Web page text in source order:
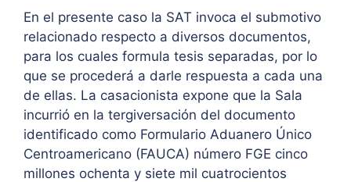
En el presente caso la SAT invoca el submotivo
relacionado respecto a diversos documentos,
para los cuales formula tesis separadas, por lo
que se procederá a darle respuesta a cada una
de ellas. La casacionista expone que la Sala
incurrió en la tergiversación del documento
identificado como Formulario Aduanero Único
Centroamericano (FAUCA) número FGE cinco
millones ochenta y siete mil cuatrocientos